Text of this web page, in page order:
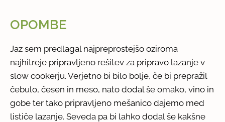
OPOMBE
Jaz sem predlagal najpreprostejšo oziroma
najhitreje pripravljeno rešitev za pripravo lazanje v
slow cookerju. Verjetno bi bilo bolje, če bi prepražil
čebulo, česen in meso, nato dodal še omako, vino in
gobe ter tako pripravljeno mešanico dajemo med
lističe lazanje. Seveda pa bi lahko dodal še kakšne